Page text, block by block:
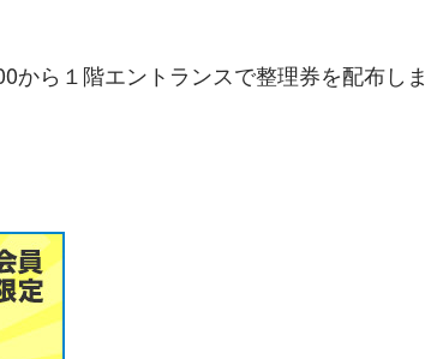
１階エントランスで整理券を配布しま